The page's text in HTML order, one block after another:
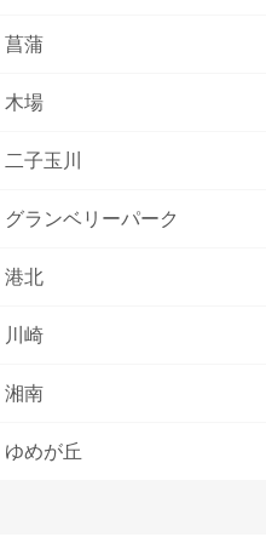
菖蒲
木場
二子玉川
グランベリーパーク
港北
川崎
湘南
ゆめが丘